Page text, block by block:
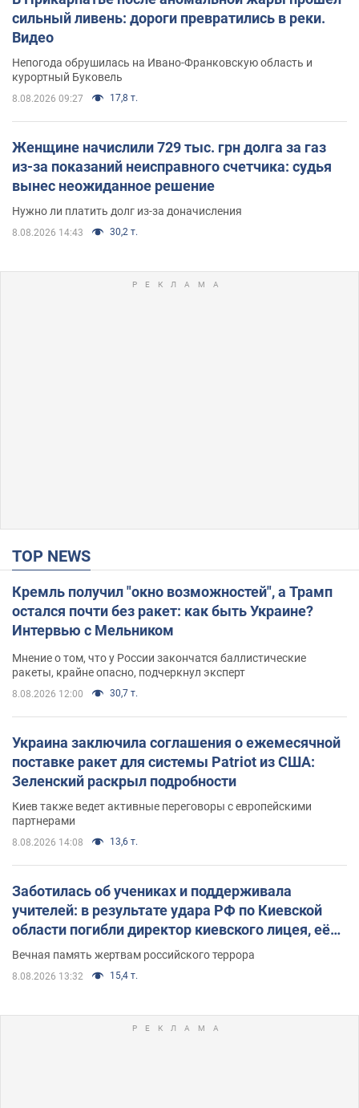
сильный ливень: дороги превратились в реки.
Видео
Непогода обрушилась на Ивано-Франковскую область и
курортный Буковель
8.08.2026 09:27 17,8 т.
Женщине начислили 729 тыс. грн долга за газ
из-за показаний неисправного счетчика: судья
вынес неожиданное решение
Нужно ли платить долг из-за доначисления
8.08.2026 14:43 30,2 т.
TOP NEWS
Кремль получил "окно возможностей", а Трамп
остался почти без ракет: как быть Украине?
Интервью с Мельником
Мнение о том, что у России закончатся баллистические
ракеты, крайне опасно, подчеркнул эксперт
8.08.2026 12:00 30,7 т.
Украина заключила соглашения о ежемесячной
поставке ракет для системы Patriot из США:
Зеленский раскрыл подробности
Киев также ведет активные переговоры с европейскими
партнерами
8.08.2026 14:08 13,6 т.
Заботилась об учениках и поддерживала
учителей: в результате удара РФ по Киевской
области погибли директор киевского лицея, её
муж и внук
Вечная память жертвам российского террора
8.08.2026 13:32 15,4 т.